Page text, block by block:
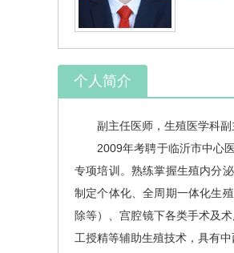
个人简介
副主任医师， 生殖医学科副
2009年考聘于临沂市中心
专项培训。熟练掌握生殖内分
制定个体化、全周期一体化生
除等）、宫腔镜下各类手术及
工授精等辅助生殖技术，具有